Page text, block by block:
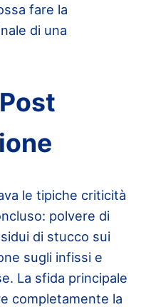
fare la
di una
le tipiche criticità
polvere di
di stucco sui
sugli infissi e
La sfida principale
completamente la